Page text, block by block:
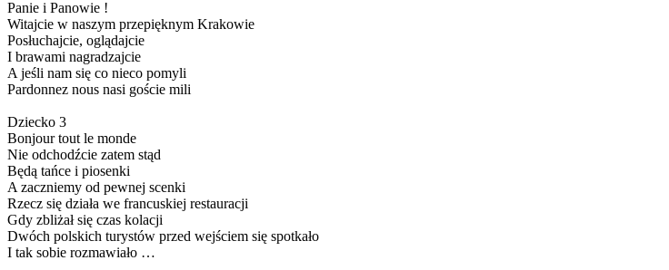
Panie i Panowie !
Witajcie w naszym przepięknym Krakowie
Posłuchajcie, oglądajcie
I brawami nagradzajcie
A jeśli nam się co nieco pomyli
Pardonnez nous nasi goście mili
Dziecko 3
Bonjour tout le monde
Nie odchodźcie zatem stąd
Będą tańce i piosenki
A zaczniemy od pewnej scenki
Rzecz się działa we francuskiej restauracji
Gdy zbliżał się czas kolacji
Dwóch polskich turystów przed wejściem się spotkało
I tak sobie rozmawiało …